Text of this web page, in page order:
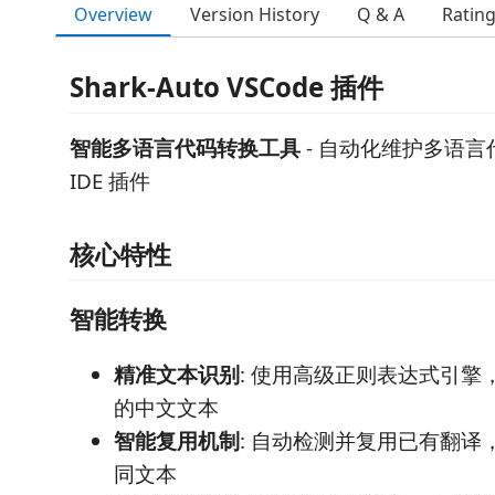
Overview Version History Q & A
Shark-Auto VSCode 插件
智能多语言代码转换工具- 自动化维护多语言
IDE 插件
核心特性
智能转换
精准文本识别: 使用高级正则表达式引擎
的中文文本
智能复用机制: 自动检测并复用已有翻译
同文本